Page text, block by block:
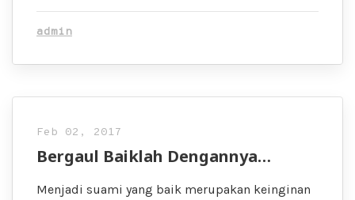
admin
Feb 02, 2017
Bergaul Baiklah Dengannya…
Menjadi suami yang baik merupakan keinginan